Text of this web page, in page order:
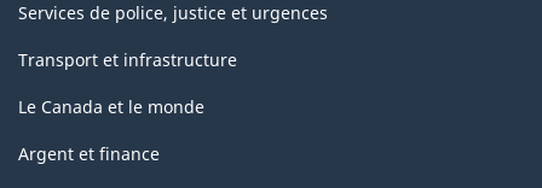
Services de police, justice et urgences
Transport et infrastructure
Le Canada et le monde
Argent et finance